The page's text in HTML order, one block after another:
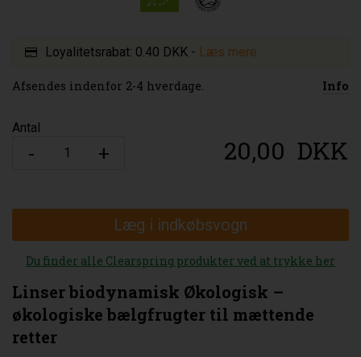
Loyalitetsrabat: 0.40 DKK - Læs mere
Afsendes indenfor 2-4 hverdage. Info
Antal
20,00 DKK
Læg i indkøbsvogn
Du finder alle Clearspring produkter ved at trykke her
Linser biodynamisk Økologisk –
økologiske bælgfrugter til mættende
retter